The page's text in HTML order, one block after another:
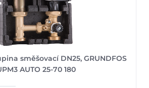
směšovací DN25, GRUNDFOS
AUTO 25-70 180